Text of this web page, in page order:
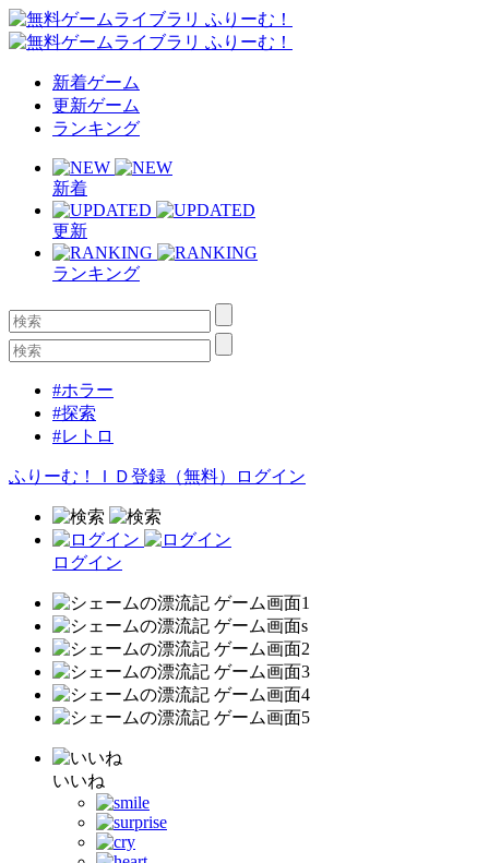
新着ゲーム
更新ゲーム
ランキング
新着
更新
ランキング
#ホラー
#探索
#レトロ
ふりーむ！ＩＤ登録（無料） ログイン
ログイン
いいね